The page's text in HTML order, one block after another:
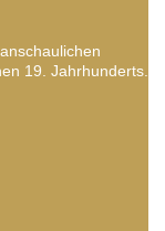
19. Jahrhunderts.